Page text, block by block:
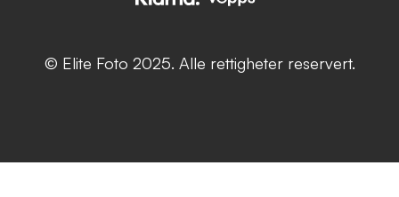
© Elite Foto 2025. Alle rettigheter reservert.